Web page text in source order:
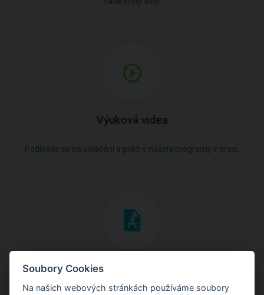
Výuková videa
Inženýrské manuály
Soubory Cookies
Na našich webových stránkách používáme soubory